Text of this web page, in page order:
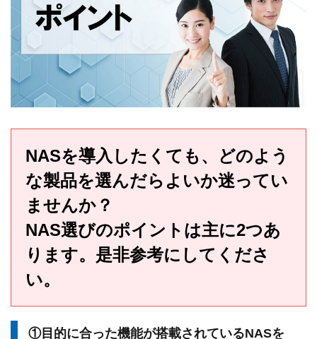
NASを導入したくても、どのよう
な製品を選んだらよいか迷ってい
ませんか？
NAS選びのポイントは主に2つあ
ります。是非参考にしてくださ
い。
①目的に合った機能が搭載されているNASを